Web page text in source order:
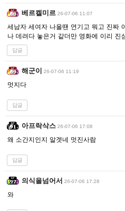
베르켈미르 26-07-06 11:07
세남자 세여자 나올땐 연기고 뭐고 진짜
나 데려다 놓은거 같더만 영화에 이리 진
답글
해군이 26-07-06 11:19
멋지다
답글
아프락삭스 26-07-06 17:08
왜 소간지인지 알겟네 멋진사람
답글
의식을넘어서 26-07-06 17:28
와